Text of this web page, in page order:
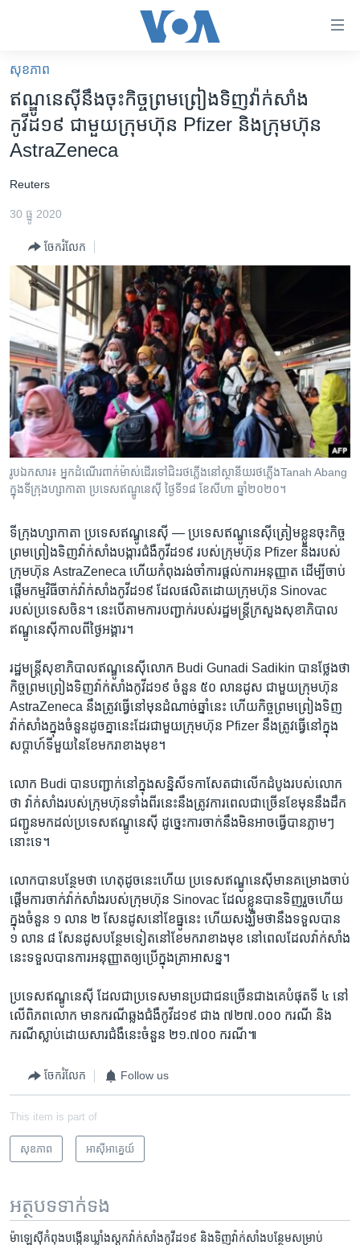
គេហទំព័រ​
ទាក់ទង
រំលង​
និង​
ចូល​
ទំព័រ​
ព័ត៌មាន​​
រំលង​
ចូល​
ទៅ​
ទំព័រ​
រចនា
សម្ព័ន្ធ​
រំលង​
និង​
ចូល​
ទៅ​
កាន់​
ទំព័រ​
រក
អន្តរជាតិ
អាមេរិក
កម្ពុជាច្នៃប្រតិដ្ឋ
ព្រឹត្តិការណ៍ព័ត៌មាន
ទូរទស្សន៍ / វីដេអូ​
វិទ្យុ / ផតខាសថ៍
កម្មវិធីទាំងអស់
Khmer English
បណ្តាញ​សង្គម
សុខភាព
ឥណ្ឌូនេស៊ី​នឹង​ចុះ​កិច្ច​ព្រមព្រៀង​ទិញ​វ៉ាក់សាំង​
កូវីដ១៩ ជាមួយ​ក្រុមហ៊ុន Pfizer និង​ក្រុមហ៊ុន
AstraZeneca
​Reuters
30 ធ្នូ 2020
ចែករំលែក
រូបឯកសារ៖ អ្នកដំណើរ​ពាក់ម៉ាស់​ដើរ​ទៅ​ជិះ​រថភ្លើង​នៅ​ស្ថានីយរថភ្លើងTanah Abang
ក្នុង​ទីក្រុង​ហ្សាកាតា ប្រទេស​ឥណ្ឌូនេស៊ី ថ្ងៃទី១៨ ខែសីហា ឆ្នាំ២០២០។
ទីក្រុងហ្សាកាតា​ ប្រទេសឥណ្ឌូនេស៊ី — ប្រទេស​ឥណ្ឌូនេស៊ី​ត្រៀម​ខ្លួន​ចុះ​កិច្ច​
ព្រមព្រៀង​ទិញ​វ៉ាក់សាំង​បង្ការ​ជំងឺ​កូវីដ១៩ របស់​ក្រុមហ៊ុន Pfizer និង​របស់​
ក្រុមហ៊ុន AstraZeneca ហើយ​កំពុង​រង់ចាំ​ការ​ផ្ដល់​ការ​អនុញ្ញាត ដើម្បី​ចាប់
ផ្តើម​កម្មវិធី​ចាក់​វ៉ាក់សាំង​កូវីដ១៩ ដែល​ផលិត​ដោយ​ក្រុមហ៊ុន Sinovac
របស់​ប្រទេស​ចិន។ នេះ​បើ​តាម​ការ​បញ្ជាក់​របស់​រដ្ឋមន្ត្រី​ក្រសួង​សុខាភិបាល​
ឥណ្ឌូនេស៊ី​កាល​ពី​ថ្ងៃ​អង្គារ។
រដ្ឋមន្ត្រី​សុខាភិបាល​ឥណ្ឌូនេស៊ី​លោក Budi Gunadi Sadikin បាន​ថ្លែង​ថា
កិច្ច​ព្រមព្រៀង​ទិញ​វ៉ាក់សាំង​កូវីដ១៩ ចំនួន ៥០ លាន​ដូស ជាមួយ​ក្រុមហ៊ុន
AstraZeneca នឹង​ត្រូវ​ធ្វើ​នៅ​មុន​ដំណាច់​ឆ្នាំ​នេះ ហើយ​កិច្ច​ព្រមព្រៀង​ទិញ​
វ៉ាក់សាំង​ក្នុង​ចំនួន​ដូច​គ្នា​នេះ​ដែរ​ជាមួយ​ក្រុមហ៊ុន Pfizer នឹង​ត្រូវ​ធ្វើ​នៅ​ក្នុង​
សប្តាហ៍​ទី​មួយ​នៃ​ខែ​មករា​ខាង​មុខ។
លោក Budi បាន​បញ្ជាក់​នៅ​ក្នុង​សន្និសីទ​កាសែត​ជា​លើក​ដំបូង​របស់​លោក​
ថា វ៉ាក់សាំង​របស់​ក្រុមហ៊ុន​ទាំង​ពីរ​នេះ​នឹង​ត្រូវការ​ពេល​ជា​ច្រើន​ខែ​មុន​នឹង​ដឹក​
ជញ្ជូន​មក​ដល់​ប្រទេស​ឥណ្ឌូនេស៊ី ដូច្នេះ​ការ​ចាក់​នឹង​មិន​អាច​ធ្វើ​បាន​ភ្លាមៗ​
នោះ​ទេ។
លោក​បាន​បន្ថែម​ថា ហេតុ​ដូច​នេះ​ហើយ ប្រទេស​ឥណ្ឌូនេស៊ី​មាន​គម្រោង​ចាប់
ផ្តើម​ការ​ចាក់​វ៉ាក់សាំង​របស់​ក្រុមហ៊ុន Sinovac ដែល​ខ្លួន​បាន​ទិញ​រួច​ហើយ​
ក្នុង​ចំនួន ១ លាន ២ សែន​ដូស​នៅ​ខែ​ធ្នូ​នេះ ហើយ​សង្ឃឹម​ថា​នឹង​ទទួល​បាន
១ លាន ៨ សែន​ដូស​បន្ថែម​ទៀត​នៅ​ខែ​មករា​ខាង​មុខ នៅ​ពេល​ដែល​វ៉ាក់សាំង​
នេះ​ទទួល​បាន​ការ​អនុញ្ញាត​ឲ្យ​ប្រើ​ក្នុង​គ្រា​អាសន្ន។
ប្រទេស​ឥណ្ឌូនេស៊ី ដែល​ជា​ប្រទេស​មាន​ប្រជាជន​ច្រើន​ជាង​គេ​បំផុត​ទី ៤ នៅ​
លើ​ពិភពលោក មាន​ករណី​ឆ្លង​ជំងឺ​កូវីដ១៩ ជាង ៧២៧.០០០ ករណី និង​
ករណី​ស្លាប់​ដោយសារ​ជំងឺ​នេះ​ចំនួន ២១.៧០០ ករណី៕
ចែករំលែក Follow us
This item is part of
សុខភាព អាស៊ី​អាគ្នេយ៍
អត្ថបទ​ទាក់ទង
ម៉ាឡេស៊ី​កំពុង​បង្កើន​​ឃ្លាំង​ស្តុក​វ៉ាក់សាំង​កូវីដ១៩ និង​ទិញ​វ៉ាក់សាំង​បន្ថែម​សម្រាប់​